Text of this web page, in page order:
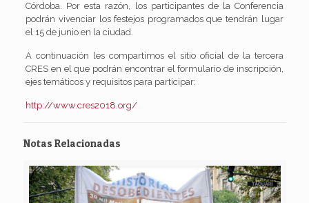
Córdoba. Por esta razón, los participantes de la Conferencia
podrán vivenciar los festejos programados que tendrán lugar
el 15 de junio en la ciudad.
A continuación les compartimos el sitio oficial de la tercera
CRES en el que podrán encontrar el formulario de inscripción,
ejes temáticos y requisitos para participar:
http://www.cres2018.org/
Notas Relacionadas